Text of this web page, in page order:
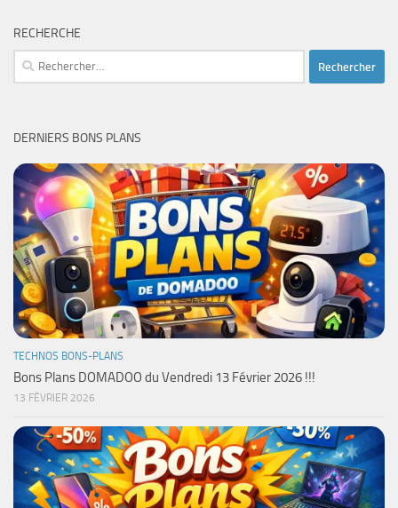
RECHERCHE
Rechercher :
DERNIERS BONS PLANS
TECHNOS BONS-PLANS
Bons Plans DOMADOO du Vendredi 13 Février 2026 !!!
13 FÉVRIER 2026